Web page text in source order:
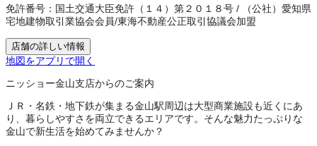
免許番号： 国土交通大臣免許（１４）第２０１８号 /
（公社）愛知県
宅地建物取引業協会会員/東海不動産公正取引協議会加盟
店舗の詳しい情報
地図をアプリで開く
ニッショー金山支店からのご案内
ＪＲ・名鉄・地下鉄が集まる金山駅周辺は大型商業施設も近くにあ
り、暮らしやすさを両立できるエリアです。そんな魅力たっぷりな
金山で新生活を始めてみませんか？